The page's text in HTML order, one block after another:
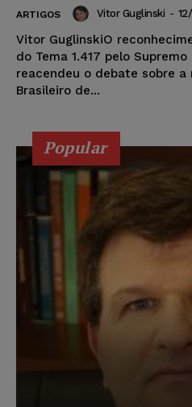
ARTIGOS Vitor Guglinski -
Vitor GuglinskiO
do Tema 1.417 pelo
reacendeu o debate sobre
Brasileiro de...
Popular